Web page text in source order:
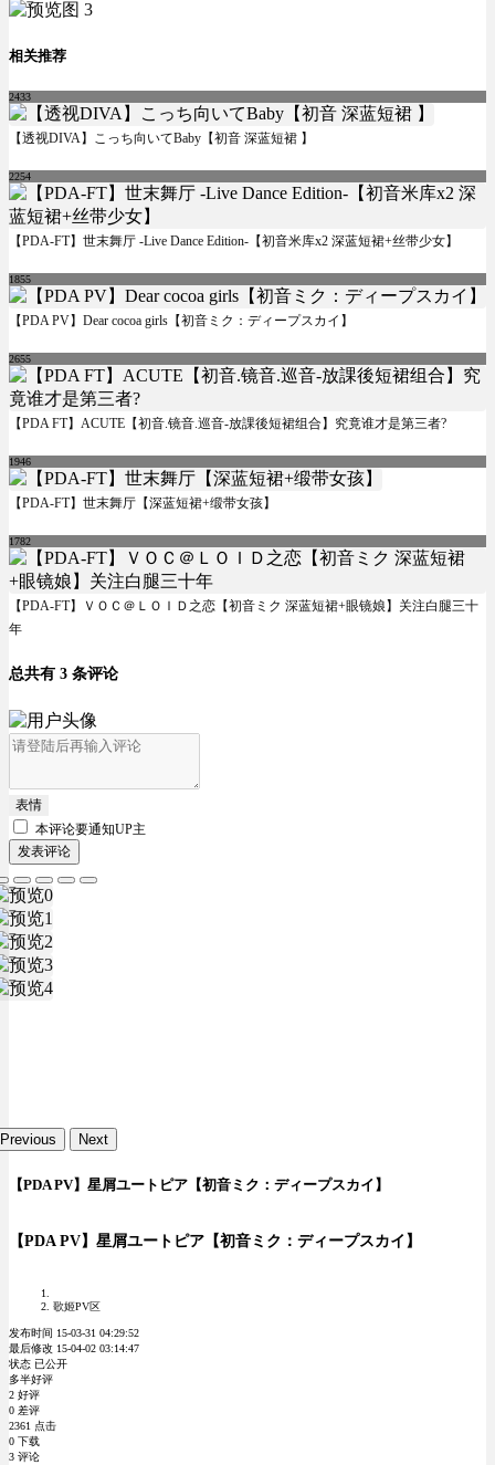
相关推荐
2433
【透视DIVA】こっち向いてBaby【初音 深蓝短裙 】
2254
【PDA-FT】世末舞厅 -Live Dance Edition-【初音米库x2 深蓝短裙+丝带少女】
1855
【PDA PV】Dear cocoa girls【初音ミク：ディープスカイ】
2655
【PDA FT】ACUTE【初音.镜音.巡音-放課後短裙组合】究竟谁才是第三者?
1946
【PDA-FT】世末舞厅【深蓝短裙+缎带女孩】
1782
【PDA-FT】ＶＯＣ＠ＬＯＩＤ之恋【初音ミク 深蓝短裙+眼镜娘】关注白腿三十
年
总共有 3 条评论
表情
本评论要通知UP主
发表评论
Previous Next
【PDA PV】星屑ユートピア【初音ミク：ディープスカイ】
【PDA PV】星屑ユートピア【初音ミク：ディープスカイ】
歌姬PV区
发布时间 15-03-31 04:29:52
最后修改 15-04-02 03:14:47
状态 已公开
多半好评
2 好评
0 差评
2361 点击
0 下载
3 评论